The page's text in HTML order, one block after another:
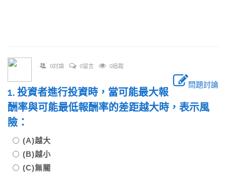
0討論 0留言 0追蹤
問題討論
1. 投資者進行投資時，當可能最大報
酬率與可能最低報酬率的差距越大時，表示風
險：
(A)越大
(B)越小
(C)無關